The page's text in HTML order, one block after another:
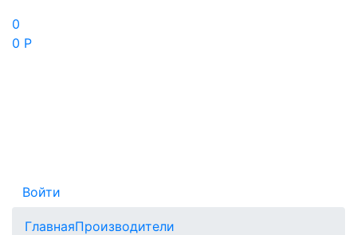
0
0 Р
Войти
ГлавнаяПроизводители